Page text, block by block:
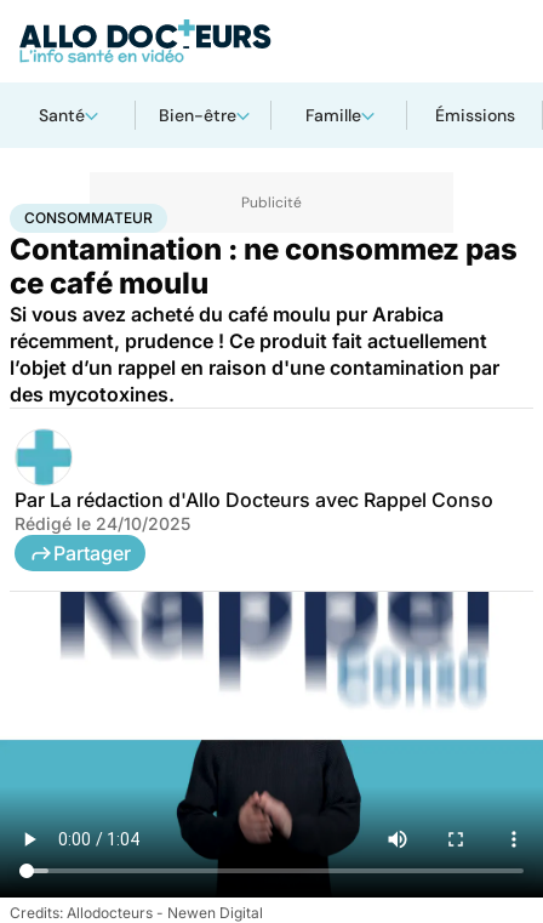
Santé Bien-être Famille Émissions
AccueilSantéConsommateur
CONSOMMATEUR
Contamination : ne consommez pas
ce café moulu
Si vous avez acheté du café moulu pur Arabica
récemment, prudence ! Ce produit fait actuellement
l’objet d’un rappel en raison d'une contamination par
des mycotoxines.
Par La rédaction d'Allo Docteurs avec Rappel Conso
Rédigé le 24/10/2025
Partager
Allodocteurs - Newen Digital